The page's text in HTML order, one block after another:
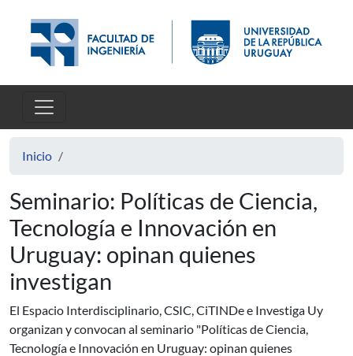
Inicio
Seminario: Políticas de Ciencia,
Tecnología e Innovación en
Uruguay: opinan quienes
investigan
El Espacio Interdisciplinario, CSIC, CiTINDe e Investiga Uy
organizan y convocan al seminario "Políticas de Ciencia,
Tecnología e Innovación en Uruguay: opinan quienes